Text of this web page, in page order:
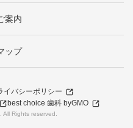
案内
ップ
イバシーポリシー
best choice 歯科 byGMO
Rights reserved.